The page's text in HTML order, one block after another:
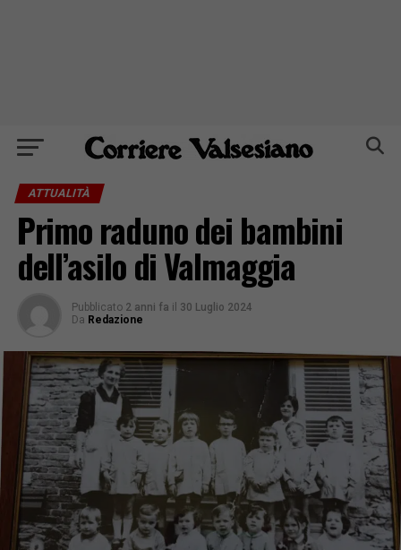
ATTUALITÀ
Primo raduno dei bambini
dell’asilo di Valmaggia
Pubblicato 2 anni fa il 30 Luglio 2024
Da Redazione